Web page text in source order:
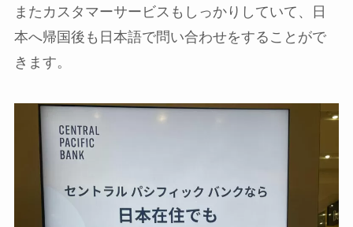
またカスタマーサービスもしっかりしていて、日
本へ帰国後も日本語で問い合わせをすることがで
きます。